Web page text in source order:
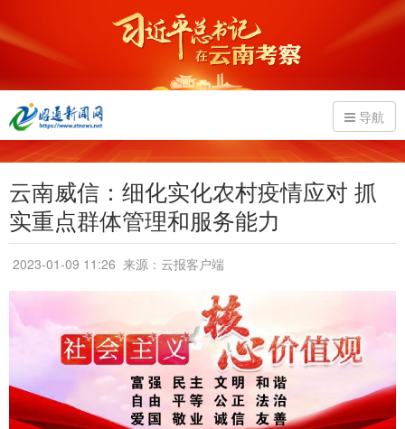
导航
云南威信：细化实化农村疫情应对 抓
实重点群体管理和服务能力
2023-01-09 11:26 来源：云报客户端